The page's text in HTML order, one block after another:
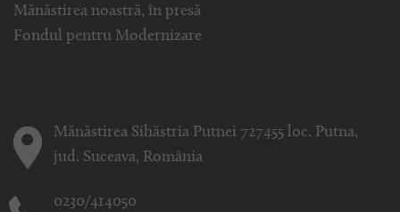
Mănăstirea noastră, în presă
Fondul pentru Modernizare
Mănăstirea Sihăstria Putnei 727455 loc. Putna,
jud. Suceava, România
0230/414050